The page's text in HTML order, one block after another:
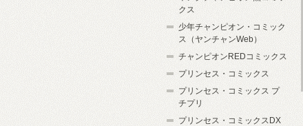
クス
少年チャンピオン・コミック
ス（ヤンチャンWeb）
チャンピオンREDコミックス
プリンセス・コミックス
プリンセス・コミックス プ
チプリ
プリンセス・コミックスDX